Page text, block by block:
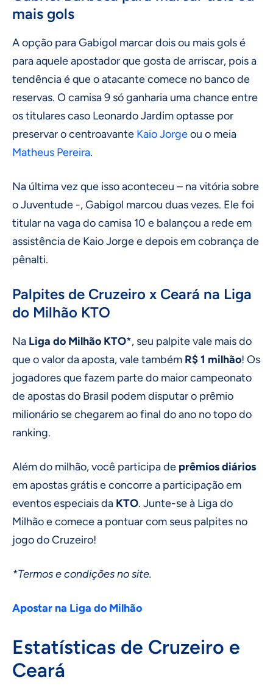
mais gols
A opção para Gabigol marcar dois ou mais gols é
para aquele apostador que gosta de arriscar, pois a
tendência é que o atacante comece no banco de
reservas. O camisa 9 só ganharia uma chance entre
os titulares caso Leonardo Jardim optasse por
preservar o centroavante Kaio Jorgeou o meia
Matheus Pereira.
Na última vez que isso aconteceu – na vitória sobre
o Juventude -, Gabigol marcou duas vezes. Ele foi
titular na vaga do camisa 10 e balançou a rede em
assistência de Kaio Jorge e depois em cobrança de
pênalti.
Palpites de Cruzeiro x Ceará na Liga
do Milhão KTO
Na Liga do Milhão KTO*, seu palpite vale mais do
que o valor da aposta, vale também R$ 1 milhão! Os
jogadores que fazem parte do maior campeonato
de apostas do Brasil podem disputar o prêmio
milionário se chegarem ao final do ano no topo do
ranking.
Além do milhão, você participa de prêmios diários
em apostas grátis e concorre a participação em
eventos especiais da KTO. Junte-se à Liga do
Milhão e comece a pontuar com seus palpites no
jogo do Cruzeiro!
*Termos e condições no site.
Apostar na Liga do Milhão
Estatísticas de Cruzeiro e
Ceará